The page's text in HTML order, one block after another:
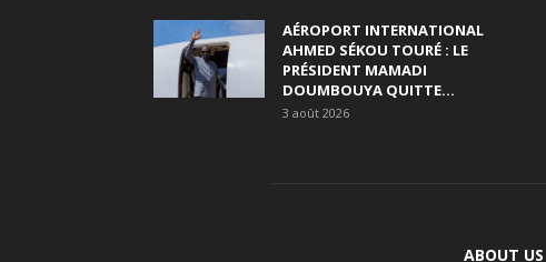
AÉROPORT INTERNATIONAL
AHMED SÉKOU TOURÉ : LE
PRÉSIDENT MAMADI
DOUMBOUYA QUITTE...
3 août 2026
ABOUT US